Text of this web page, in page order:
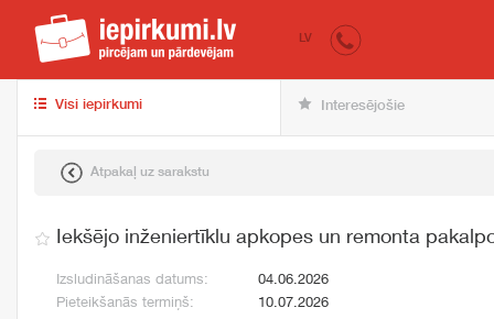
iepirkumi.lv
LV
Visi iepirkumi Interesējošie
Atpakaļ uz sarakstu
Iekšējo inženiertīklu apkopes un remonta
Izsludināšanas datums:
04.06.2026
Pieteikšanās termiņš:
10.07.2026